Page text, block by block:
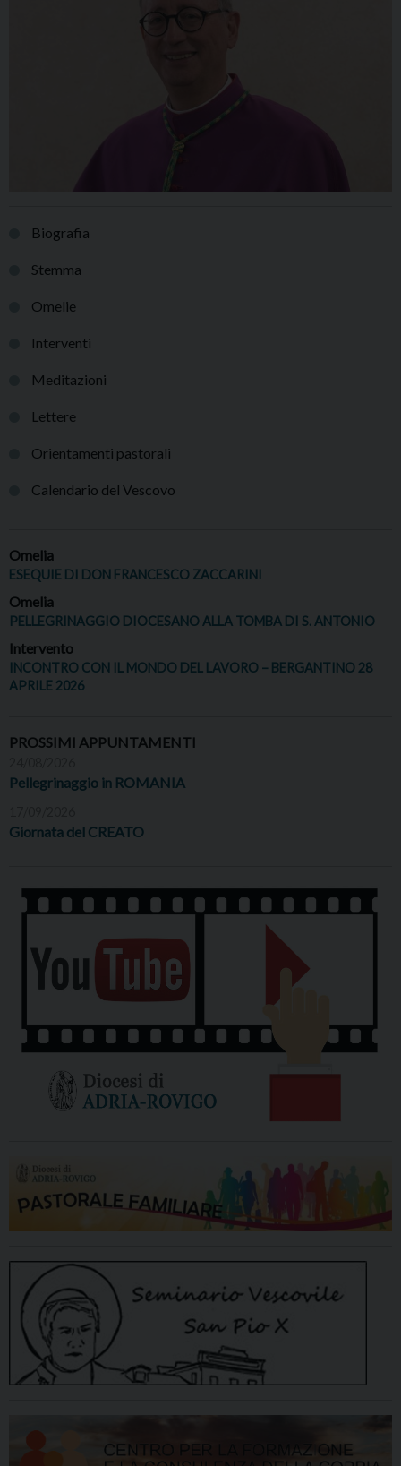
Biografia
Stemma
Omelie
Interventi
Meditazioni
Lettere
Orientamenti pastorali
Calendario del Vescovo
Omelia
ESEQUIE DI DON FRANCESCO ZACCARINI
Omelia
PELLEGRINAGGIO DIOCESANO ALLA TOMBA DI S. ANTONIO
Intervento
INCONTRO CON IL MONDO DEL LAVORO – BERGANTINO 28
APRILE 2026
PROSSIMI APPUNTAMENTI
Pellegrinaggio in ROMANIA
Giornata del CREATO